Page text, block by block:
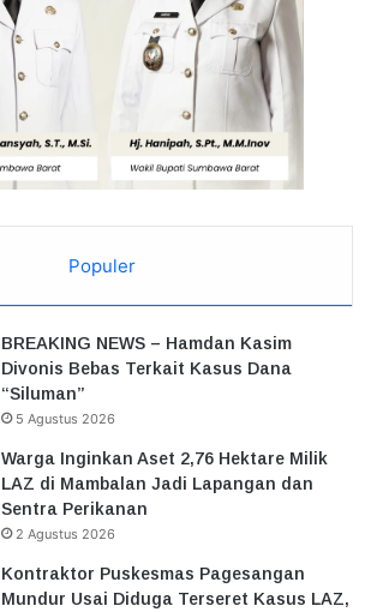
Populer
BREAKING NEWS – Hamdan Kasim
Divonis Bebas Terkait Kasus Dana
“Siluman”
5 Agustus 2026
Warga Inginkan Aset 2,76 Hektare Milik
LAZ di Mambalan Jadi Lapangan dan
Sentra Perikanan
2 Agustus 2026
Kontraktor Puskesmas Pagesangan
Mundur Usai Diduga Terseret Kasus LAZ,